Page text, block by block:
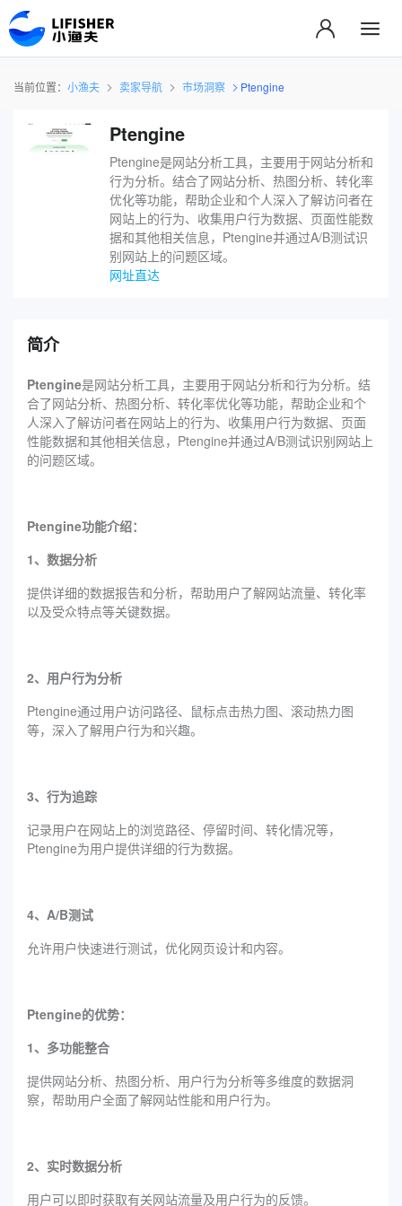
当前位置： 小渔夫 卖家导航 市场洞察 ‌Ptengine
‌Ptengine
Ptengine是网站分析工具，主要用于网站分析和
行为分析。结合了网站分析、热图分析、转化率
优化等功能，帮助企业和个人深入了解访问者在
网站上的行为、收集用户行为数据、页面性能数
据和其他相关信息，‌Ptengine并通过A/B测试识
别网站上的问题区域。
网址直达
简介
Ptengine是网站分析工具，主要用于网站分析和行为分析。结
合了网站分析、热图分析、转化率优化等功能，帮助企业和个
人深入了解访问者在网站上的行为、收集用户行为数据、页面
性能数据和其他相关信息，‌Ptengine并通过A/B测试识别网站上
的问题区域。
‌Ptengine功能介绍：
1、数据分析
提供详细的数据报告和分析，帮助用户了解网站流量、转化率
以及受众特点等关键数据。
2、用户行为分析
‌Ptengine通过用户访问路径、鼠标点击热力图、滚动热力图
等，深入了解用户行为和兴趣。
3、行为追踪
记录用户在网站上的浏览路径、停留时间、转化情况等，‌
Ptengine为用户提供详细的行为数据。
4、A/B测试
允许用户快速进行测试，优化网页设计和内容。
‌Ptengine的优势：
1、多功能整合
提供网站分析、热图分析、用户行为分析等多维度的数据洞
察，帮助用户全面了解网站性能和用户行为。
2、实时数据分析
用户可以即时获取有关网站流量及用户行为的反馈。